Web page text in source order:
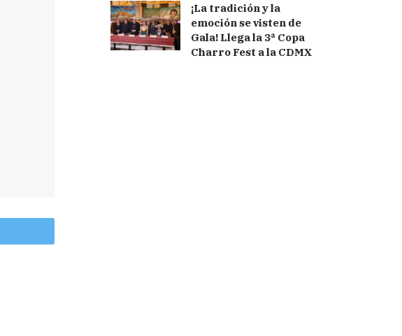
¡La tradición y la
emoción se visten de
Gala! Llega la 3ª Copa
Charro Fest a la CDMX